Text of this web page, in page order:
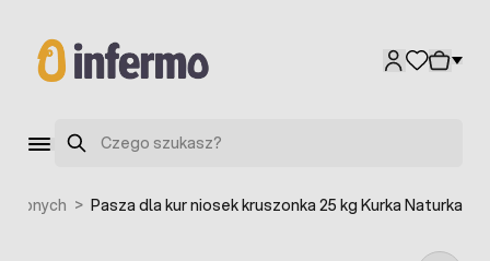
Szukaj
> Pasza dla kur niosek kruszonka 25 kg Kurka Naturka